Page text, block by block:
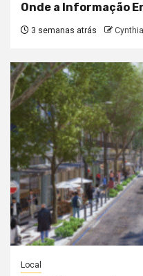
Onde a Informação
3 semanas atrás
Local